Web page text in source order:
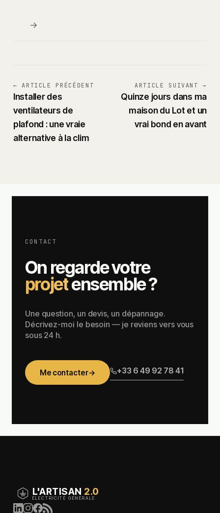
→
← ARTICLE PRÉCÉDENT
Installer des
ventilateurs de
plafond : une vraie
alternative à la clim
ARTICLE SUIVANT →
Quinze jours dans ma
maison du Lot et un
vrai bond en avant
CONTACT
On regarde votre
projetensemble ?
Une question, un devis, un dépannage.
Décrivez-moi le besoin — je reviens vers vous
sous 24 h.
Me contacter→ +33 6 49 92 78 41
L'ARTISAN 2.0
ÉLECTRICITÉ GÉNÉRALE